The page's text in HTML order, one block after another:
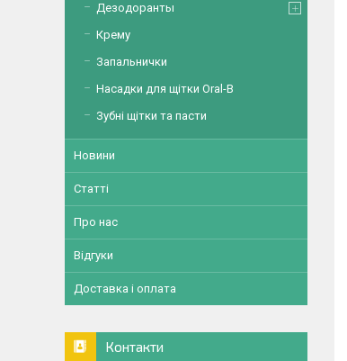
Дезодоранты
Крему
Запальнички
Насадки для щітки Oral-B
Зубні щітки та пасти
Новини
Статті
Про нас
Відгуки
Доставка і оплата
Контакти